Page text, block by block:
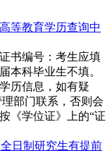
等教育学历查询中
书编号：考生应填
本科毕业生不填。
历信息，如有疑
部门联系，否则会
《学位证》上的“证
日制研究生有提前